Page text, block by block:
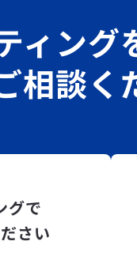
ィング
相談く
グで
さい